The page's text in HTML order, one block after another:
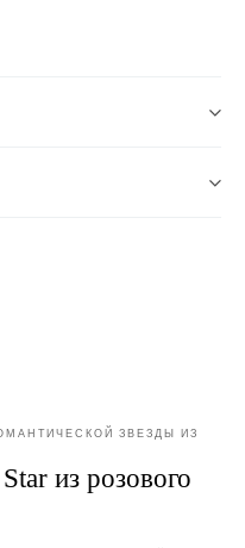
ЗВЕЗДЫ ИЗ
из розового